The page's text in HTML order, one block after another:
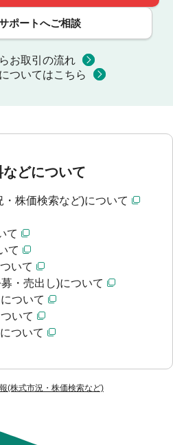
(株式市況・株価検索など)
ポートへご相談
お取引の流れ
ついてはこちら
どについて
株価検索など)について
て
て
いて
・売出し)について
ついて
いて
ついて